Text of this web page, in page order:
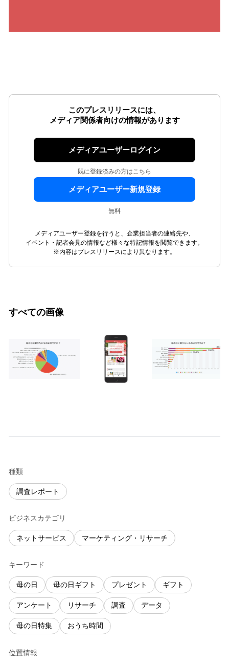
このプレスリリースには、
メディア関係者向けの情報があります
メディアユーザーログイン
既に登録済みの方はこちら
メディアユーザー新規登録
無料
メディアユーザー登録を行うと、企業担当者の連絡先や、
イベント・記者会見の情報など様々な特記情報を閲覧できます。
※内容はプレスリリースにより異なります。
すべての画像
種類
調査レポート
ビジネスカテゴリ
ネットサービス マーケティング・リサーチ
キーワード
母の日 母の日ギフト プレゼント ギフト
アンケート リサーチ 調査 データ
母の日特集 おうち時間
位置情報